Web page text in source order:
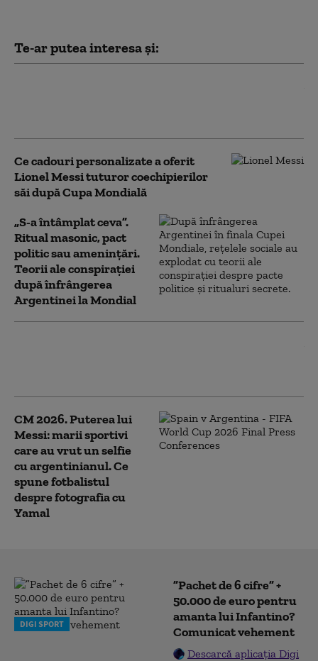
Te-ar putea interesa și:
Ce cadouri personalizate a oferit
Lionel Messi tuturor coechipierilor
săi după Cupa Mondială
„S-a întâmplat ceva”.
Ritual masonic, pact
politic sau amenințări.
Teorii ale conspirației
după înfrângerea
Argentinei la Mondial
CM 2026. Puterea lui
Messi: marii sportivi
care au vrut un selfie
cu argentinianul. Ce
spune fotbalistul
despre fotografia cu
Yamal
DIGI SPORT
”Pachet de 6 cifre” +
50.000 de euro pentru
amanta lui Infantino?
Comunicat vehement
Descarcă aplicația Digi